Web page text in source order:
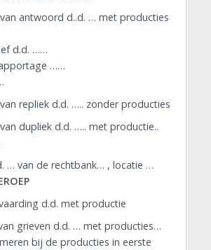
antwoord d..d. … met producties
d.d. ……
……
repliek d.d. ….. zonder producties
dupliek d.d. ….. met productie..
… van de rechtbank… , locatie …
d.d. met productie
grieven d.d. … met producties…
bij de producties in eerste